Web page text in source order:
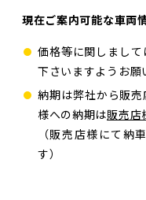
現在ご案内可能な車両
価格等に関しまして
下さいますようお願
納期は弊社から販
様への納期は販売店
（販売店様にて納
す）